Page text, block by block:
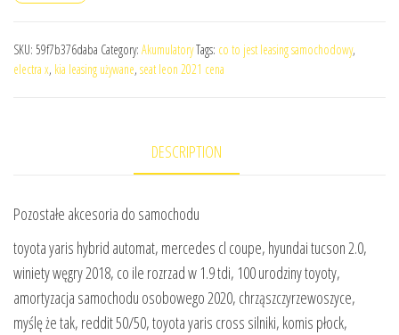
SKU: 59f7b376daba Category: AkumulatoryTags: co to jest leasing samochodowy,
electra x, kia leasing używane, seat leon 2021 cena
DESCRIPTION
Pozostałe akcesoria do samochodu
toyota yaris hybrid automat, mercedes cl coupe, hyundai tucson 2.0,
winiety węgry 2018, co ile rozrzad w 1.9 tdi, 100 urodziny toyoty,
amortyzacja samochodu osobowego 2020, chrząszczyrzewoszyce,
myślę że tak, reddit 50/50, toyota yaris cross silniki, komis płock,